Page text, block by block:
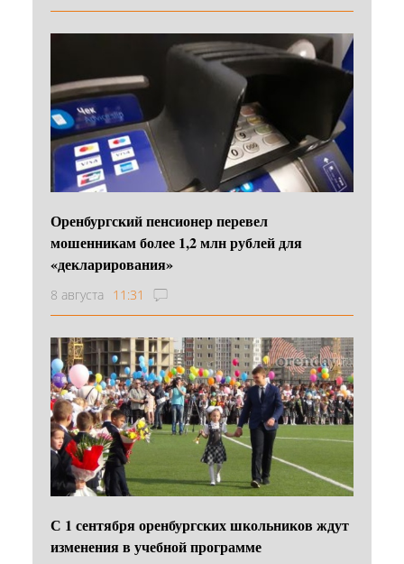
Оренбургский пенсионер перевел
мошенникам более 1,2 млн рублей для
«декларирования»
8 августа 11:31
С 1 сентября оренбургских школьников ждут
изменения в учебной программе